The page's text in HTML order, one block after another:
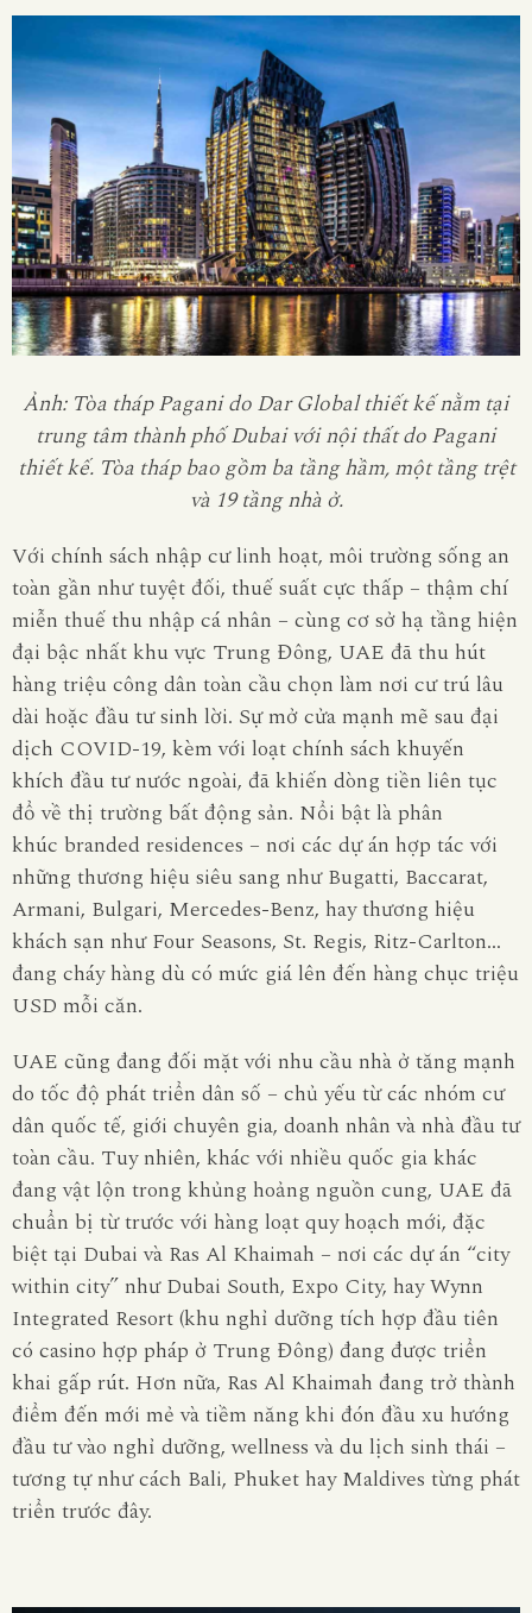
Ảnh: Tòa tháp Pagani do Dar Global thiết kế nằm tại
trung tâm thành phố Dubai với nội thất do Pagani
thiết kế. Tòa tháp bao gồm ba tầng hầm, một tầng trệt
và 19 tầng nhà ở.
Với chính sách nhập cư linh hoạt, môi trường sống an
toàn gần như tuyệt đối, thuế suất cực thấp – thậm chí
miễn thuế thu nhập cá nhân – cùng cơ sở hạ tầng hiện
đại bậc nhất khu vực Trung Đông, UAE đã thu hút
hàng triệu công dân toàn cầu chọn làm nơi cư trú lâu
dài hoặc đầu tư sinh lời. Sự mở cửa mạnh mẽ sau đại
dịch COVID-19, kèm với loạt chính sách khuyến
khích đầu tư nước ngoài, đã khiến dòng tiền liên tục
đổ về thị trường bất động sản. Nổi bật là phân
khúc branded residences – nơi các dự án hợp tác với
những thương hiệu siêu sang nhưBugatti, Baccarat,
Armani, Bulgari, Mercedes-Benz, hay thương hiệu
khách sạn như Four Seasons, St. Regis, Ritz-Carlton…
đang cháy hàng dù có mức giá lên đến hàng chục triệu
USD mỗi căn.
UAE cũng đang đối mặt với nhu cầu nhà ở tăng mạnh
do tốc độ phát triển dân số – chủ yếu từ các nhóm cư
dân quốc tế, giới chuyên gia, doanh nhân và nhà đầu tư
toàn cầu. Tuy nhiên, khác với nhiều quốc gia khác
đang vật lộn trong khủng hoảng nguồn cung, UAE đã
chuẩn bị từ trước với hàng loạt quy hoạch mới, đặc
biệt tại Dubai và Ras Al Khaimah – nơi các dự án “city
within city” như Dubai South, Expo City, hay Wynn
Integrated Resort (khu nghỉ dưỡng tích hợp đầu tiên
có casino hợp pháp ở Trung Đông) đang được triển
khai gấp rút. Hơn nữa, Ras Al Khaimah đang trở thành
điểm đến mới mẻ và tiềm năng khi đón đầu xu hướng
đầu tư vào nghỉ dưỡng, wellness và du lịch sinh thái –
tương tự như cách Bali, Phuket hay Maldives từng phát
triển trước đây.